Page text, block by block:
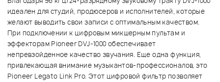
идеален для студий, продюсеров и исполнителей, которые
желают выводить свои записи с оптимальным качеством.
При подключении к цифровым микшерным пультам и
эффекторам Pioneer DVJ-1000 обеспечивает
непревзойденное качество звучания. Еще одна функция,
привлекающая внимание музыкантов-профессионалов, это
Pioneer Legato Link Pro. Этот цифровой фильтр позволяет